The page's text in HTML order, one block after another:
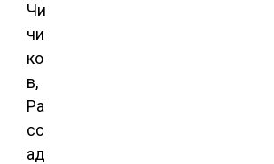
Чи
чи
ко
в,
Ра
сс
ад